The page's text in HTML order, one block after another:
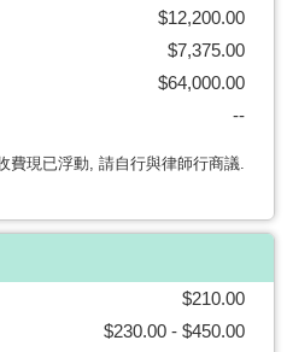
$12,200.00
$7,375.00
$64,000.00
--
費現已浮動, 請自行與律師行商議.
$210.00
$230.00 - $450.00